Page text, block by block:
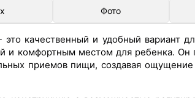
Фото
это качественный и удобный вариант
и комфортным местом для ребенка.
приемов пищи, создавая